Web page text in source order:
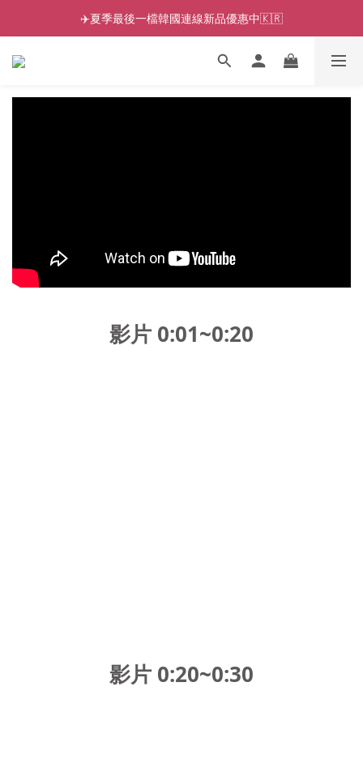
✈️夏季最後一檔韓國連線新品優惠中🇰🇷
影片 0:01~0:20
影片 0:20~0:30